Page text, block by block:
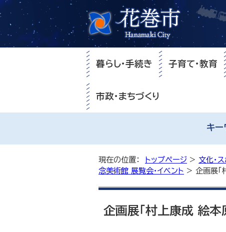
暮らし・手続き 子育て・教育
市政・まちづくり
キー
現在の位置： トップページ > 文化・
念美術館 展覧会・イベント > 企画展「
企画展「村上康成 絵本